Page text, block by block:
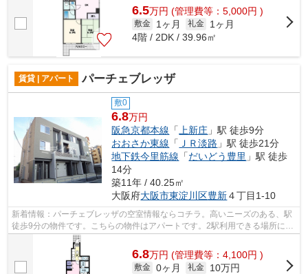
6.5万円 (管理費等：5,000円 )
敷金 1ヶ月 礼金
1ヶ月
4階 / 2DK / 39.96㎡
賃貸 | アパート パーチェブレッザ
敷0
6.8万円
阪急京都本線 「 上新庄 」駅 徒歩9分
おおさか東線 「 ＪＲ淡路 」駅 徒歩21分
地下鉄今里筋線 「だいどう豊里 」駅 徒歩
14分
築11年 / 40.25㎡
大阪府大阪市東淀川区豊新４丁目1-10
新着情報：パーチェブレッザの空室情報ならコチラ。高いニーズのある、駅
徒歩9分の物件です。こちらの物件はアパートです。2駅利用できる場所にあ
るので利便性が高いです。大阪市東淀...
6.8万円 (管理費等：4,100円 )
敷金 0ヶ月 礼金
10万円